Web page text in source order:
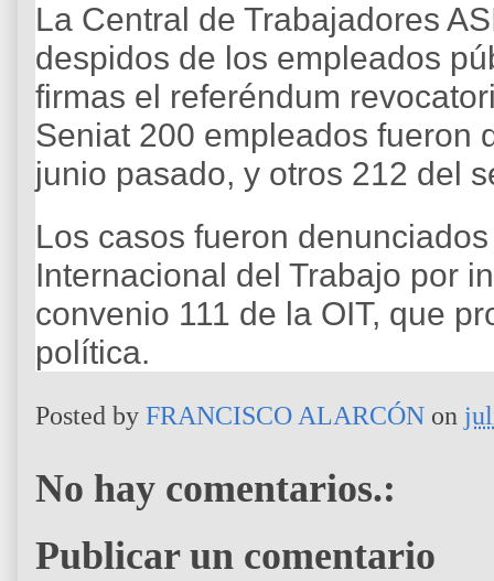
La Central de Trabajadores
despidos de los empleados
firmas el referéndum
Seniat 200 empleados fueron
junio pasado, y otros 212 del
Los casos fueron
Internacional del Trabajo por
convenio 111 de la OIT, que
política.
Posted by FRANCISCO ALARCÓN on
No hay comentarios.:
Publicar un comentario